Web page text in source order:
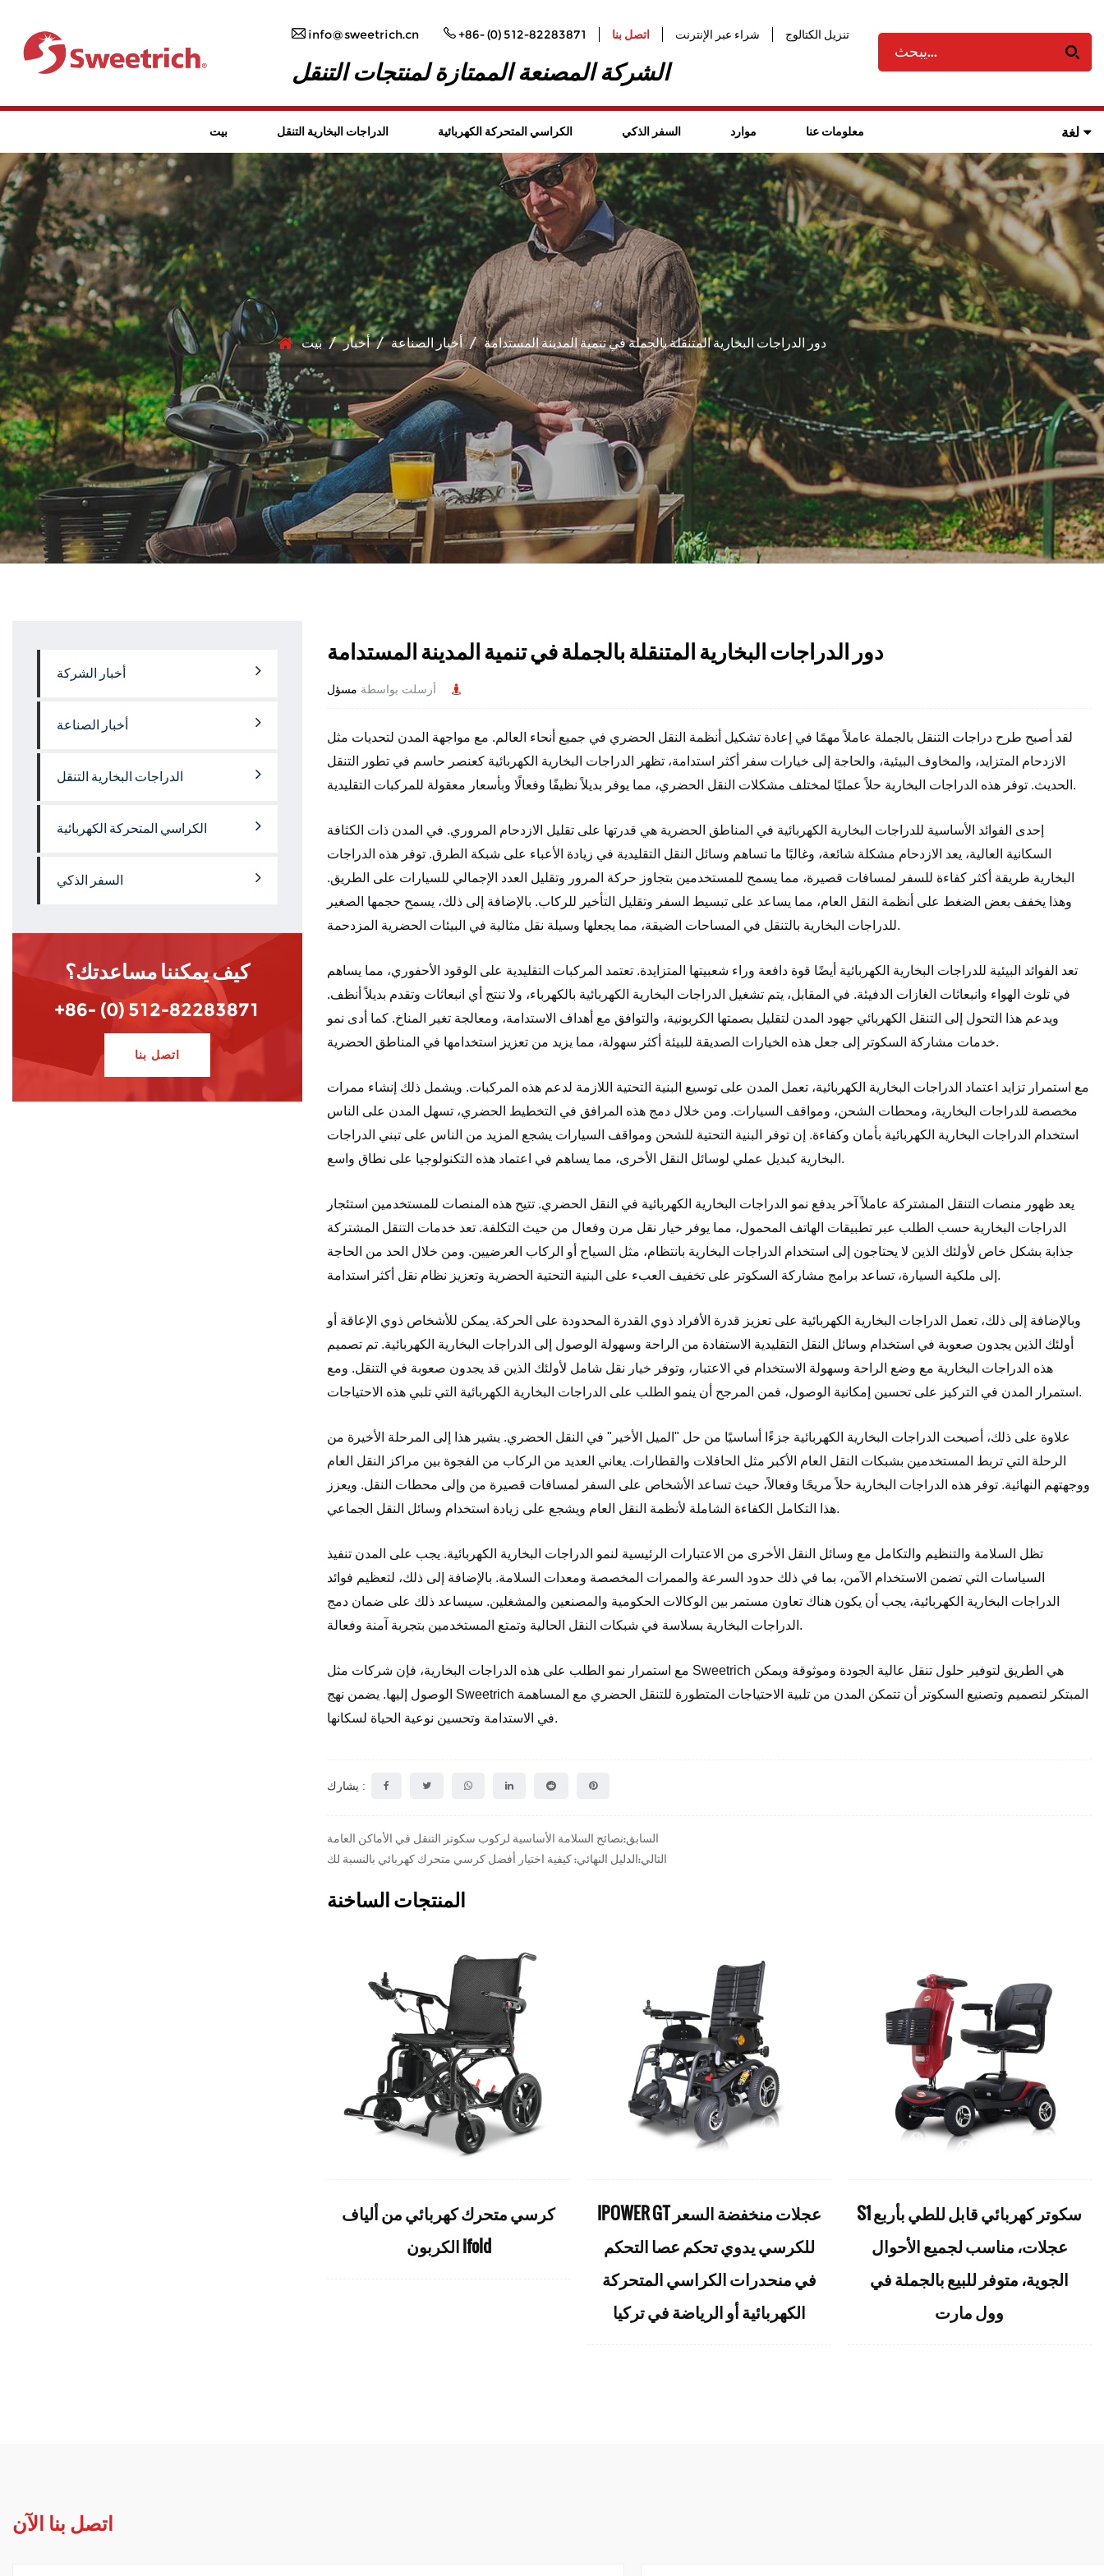
info@sweetrich.cn +86- (0) 512-82283871 اتصل بنا شراء عبر الإنترنت تنزيل الكتالوج
الشركة المصنعة الممتازة لمنتجات التنقل
بيت الدراجات البخارية التنقل الكراسي المتحركة الكهربائية السفر الذكي موارد معلومات عنا لغة
بيت / أخبار / أخبار الصناعة / دور الدراجات البخارية المتنقلة بالجملة في تنمية المدينة المستدامة
أخبار الشركة
أخبار الصناعة
الدراجات البخارية التنقل
الكراسي المتحركة الكهربائية
السفر الذكي
كيف يمكننا مساعدتك؟
+86- (0) 512-82283871
اتصل بنا
دور الدراجات البخارية المتنقلة بالجملة في تنمية المدينة المستدامة
أرسلت بواسطة مسؤل
لقد أصبح طرح دراجات التنقل بالجملة عاملاً مهمًا في إعادة تشكيل أنظمة النقل الحضري في جميع أنحاء العالم. مع مواجهة المدن لتحديات مثل
الازدحام المتزايد، والمخاوف البيئية، والحاجة إلى خيارات سفر أكثر استدامة، تظهر الدراجات البخارية الكهربائية كعنصر حاسم في تطور التنقل
الحديث. توفر هذه الدراجات البخارية حلاً عمليًا لمختلف مشكلات النقل الحضري، مما يوفر بديلاً نظيفًا وفعالًا وبأسعار معقولة للمركبات التقليدية.
إحدى الفوائد الأساسية للدراجات البخارية الكهربائية في المناطق الحضرية هي قدرتها على تقليل الازدحام المروري. في المدن ذات الكثافة
السكانية العالية، يعد الازدحام مشكلة شائعة، وغالبًا ما تساهم وسائل النقل التقليدية في زيادة الأعباء على شبكة الطرق. توفر هذه الدراجات
البخارية طريقة أكثر كفاءة للسفر لمسافات قصيرة، مما يسمح للمستخدمين بتجاوز حركة المرور وتقليل العدد الإجمالي للسيارات على الطريق.
وهذا يخفف بعض الضغط على أنظمة النقل العام، مما يساعد على تبسيط السفر وتقليل التأخير للركاب. بالإضافة إلى ذلك، يسمح حجمها الصغير
للدراجات البخارية بالتنقل في المساحات الضيقة، مما يجعلها وسيلة نقل مثالية في البيئات الحضرية المزدحمة.
تعد الفوائد البيئية للدراجات البخارية الكهربائية أيضًا قوة دافعة وراء شعبيتها المتزايدة. تعتمد المركبات التقليدية على الوقود الأحفوري، مما يساهم
في تلوث الهواء وانبعاثات الغازات الدفيئة. في المقابل، يتم تشغيل الدراجات البخارية الكهربائية بالكهرباء، ولا تنتج أي انبعاثات وتقدم بديلاً أنظف.
ويدعم هذا التحول إلى التنقل الكهربائي جهود المدن لتقليل بصمتها الكربونية، والتوافق مع أهداف الاستدامة، ومعالجة تغير المناخ. كما أدى نمو
خدمات مشاركة السكوتر إلى جعل هذه الخيارات الصديقة للبيئة أكثر سهولة، مما يزيد من تعزيز استخدامها في المناطق الحضرية.
مع استمرار تزايد اعتماد الدراجات البخارية الكهربائية، تعمل المدن على توسيع البنية التحتية اللازمة لدعم هذه المركبات. ويشمل ذلك إنشاء ممرات
مخصصة للدراجات البخارية، ومحطات الشحن، ومواقف السيارات. ومن خلال دمج هذه المرافق في التخطيط الحضري، تسهل المدن على الناس
استخدام الدراجات البخارية الكهربائية بأمان وكفاءة. إن توفر البنية التحتية للشحن ومواقف السيارات يشجع المزيد من الناس على تبني الدراجات
البخارية كبديل عملي لوسائل النقل الأخرى، مما يساهم في اعتماد هذه التكنولوجيا على نطاق واسع.
يعد ظهور منصات التنقل المشتركة عاملاً آخر يدفع نمو الدراجات البخارية الكهربائية في النقل الحضري. تتيح هذه المنصات للمستخدمين استئجار
الدراجات البخارية حسب الطلب عبر تطبيقات الهاتف المحمول، مما يوفر خيار نقل مرن وفعال من حيث التكلفة. تعد خدمات التنقل المشتركة
جذابة بشكل خاص لأولئك الذين لا يحتاجون إلى استخدام الدراجات البخارية بانتظام، مثل السياح أو الركاب العرضيين. ومن خلال الحد من الحاجة
إلى ملكية السيارة، تساعد برامج مشاركة السكوتر على تخفيف العبء على البنية التحتية الحضرية وتعزيز نظام نقل أكثر استدامة.
وبالإضافة إلى ذلك، تعمل الدراجات البخارية الكهربائية على تعزيز قدرة الأفراد ذوي القدرة المحدودة على الحركة. يمكن للأشخاص ذوي الإعاقة أو
أولئك الذين يجدون صعوبة في استخدام وسائل النقل التقليدية الاستفادة من الراحة وسهولة الوصول إلى الدراجات البخارية الكهربائية. تم تصميم
هذه الدراجات البخارية مع وضع الراحة وسهولة الاستخدام في الاعتبار، وتوفر خيار نقل شامل لأولئك الذين قد يجدون صعوبة في التنقل. ومع
استمرار المدن في التركيز على تحسين إمكانية الوصول، فمن المرجح أن ينمو الطلب على الدراجات البخارية الكهربائية التي تلبي هذه الاحتياجات.
علاوة على ذلك، أصبحت الدراجات البخارية الكهربائية جزءًا أساسيًا من حل "الميل الأخير" في النقل الحضري. يشير هذا إلى المرحلة الأخيرة من
الرحلة التي تربط المستخدمين بشبكات النقل العام الأكبر مثل الحافلات والقطارات. يعاني العديد من الركاب من الفجوة بين مراكز النقل العام
ووجهتهم النهائية. توفر هذه الدراجات البخارية حلاً مريحًا وفعالاً، حيث تساعد الأشخاص على السفر لمسافات قصيرة من وإلى محطات النقل. ويعزز
هذا التكامل الكفاءة الشاملة لأنظمة النقل العام ويشجع على زيادة استخدام وسائل النقل الجماعي.
تظل السلامة والتنظيم والتكامل مع وسائل النقل الأخرى من الاعتبارات الرئيسية لنمو الدراجات البخارية الكهربائية. يجب على المدن تنفيذ
السياسات التي تضمن الاستخدام الآمن، بما في ذلك حدود السرعة والممرات المخصصة ومعدات السلامة. بالإضافة إلى ذلك، لتعظيم فوائد
الدراجات البخارية الكهربائية، يجب أن يكون هناك تعاون مستمر بين الوكالات الحكومية والمصنعين والمشغلين. سيساعد ذلك على ضمان دمج
الدراجات البخارية بسلاسة في شبكات النقل الحالية وتمتع المستخدمين بتجربة آمنة وفعالة.
مع استمرار نمو الطلب على هذه الدراجات البخارية، فإن شركات مثل Sweetrich هي الطريق لتوفير حلول تنقل عالية الجودة وموثوقة ويمكن
الوصول إليها. يضمن نهج Sweetrich المبتكر لتصميم وتصنيع السكوتر أن تتمكن المدن من تلبية الاحتياجات المتطورة للتنقل الحضري مع المساهمة
في الاستدامة وتحسين نوعية الحياة لسكانها.
يشارك :
السابق:نصائح السلامة الأساسية لركوب سكوتر التنقل في الأماكن العامة
التالي:الدليل النهائي: كيفية اختيار أفضل كرسي متحرك كهربائي بالنسبة لك
المنتجات الساخنة
كرسي متحرك كهربائي من ألياف
الكربون ifold
IPOWER GT عجلات منخفضة السعر
للكرسي يدوي تحكم عصا التحكم
في منحدرات الكراسي المتحركة
الكهربائية أو الرياضة في تركيا
S1 سكوتر كهربائي قابل للطي بأربع
عجلات، مناسب لجميع الأحوال
الجوية، متوفر للبيع بالجملة في
وول مارت
اتصل بنا الآن